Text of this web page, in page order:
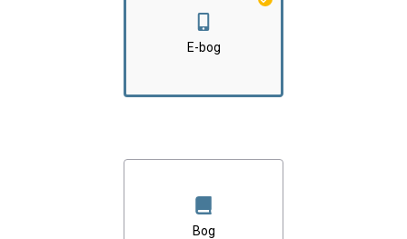
brikker til et billede af det fremvoksende digitale
E-bog
Bog